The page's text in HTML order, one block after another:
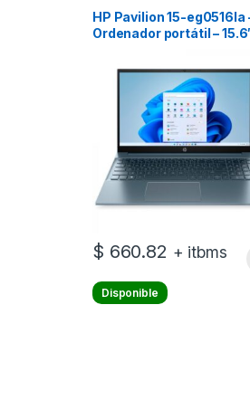
HP Pavilion 15-eg0516la
Ordenador portátil –
1135G7 / hasta 4,2 GHz –
GB DDR4 SDRAM – 512 GB
SSD – Windows 11 Home –
Sin unidad óptica – 1 año
garantía
$ 660.82 + itbms
Disponible